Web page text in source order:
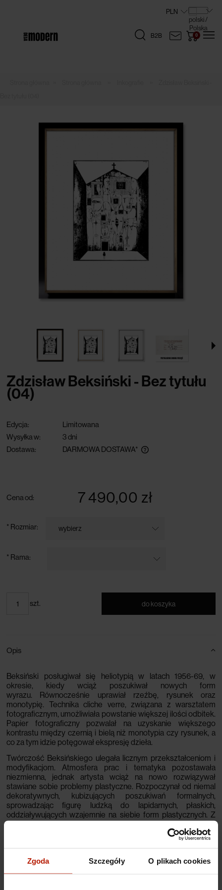
Zgoda Szczegóły O plikach cookies
B2B
Zdzisław Beksiński - Bez tytułu
(04)
Edycja:
Limitowana
Wysyłka w:
3 dni
Dostawa:
DARMOWA DOSTAWA*
Cena od: 7 490,00 zł
* Rozmiar:
* Rama:
szt. do koszyka
Opis
Beksiński posługiwał się heliotypią w latach 1956-69, w
okresie, kiedy wciąż poszukiwał nowych form
wyrazu. Równocześnie uprawiał rzeźbę, rysunek oraz
monotypię. Technika cliche verre, związana z warsztatem
fotograficznym, umożliwiała powstanie większej ilości odbitek.
Papier fotograficzny pozwalał na uzyskanie większego
kontrastu między czernią i bielą niż monotypia czy rysunek, a
co za tym idzie potęgował ekspresję dzieła.
Twórczość Beksińskiego ulegała licznym przekształceniom i
modyfikacjom. Atmosfera prac i tematyka pozostawała
niezmienna, jednak artysta wciąż na nowo rozwiązywał
stawiane sobie problemy plastyczne. Rozpoczynał od niemal
dekoratywnych, kubizujących poszukiwań formalnych,
sprowadzając figurę ludzką do lapidarnych, płaskich,
oddziaływujących wzajemnie na siebie form plastycznych. Z
czasem narastało napięcie i ekspresyjny dramatyzm dzieł.
Obłe formy zostały zastąpione bardziej drapieżnymi, a głowy
postaci wypełnione drobnymi, geometrycznymi, jakby
wielofigurowe - z uproszczonymi, zdeformowanymi
postaciami ludzkimi i zwierzęcymi. Niektóre były